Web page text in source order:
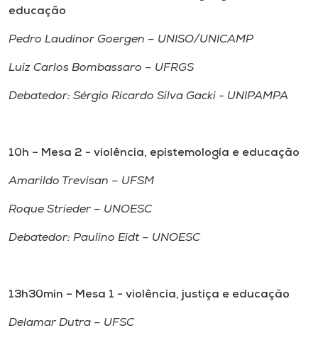
educação
Pedro Laudinor Goergen – UNISO/UNICAMP
Luiz Carlos Bombassaro – UFRGS
Debatedor: Sérgio Ricardo Silva Gacki - UNIPAMPA
10h – Mesa 2 - violência, epistemologia e educação
Amarildo Trevisan – UFSM
Roque Strieder – UNOESC
Debatedor: Paulino Eidt – UNOESC
13h30min – Mesa 1 - violência, justiça e educação
Delamar Dutra – UFSC